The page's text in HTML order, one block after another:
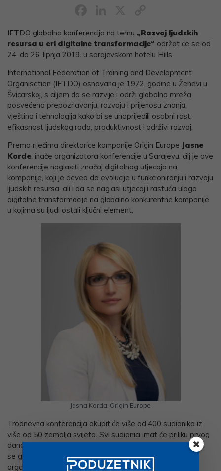
Link
IFTDO globalna konferencija na temu „Razvoj ljudskih
resursa u eri digitalne transformacije“ održat će se od
24. do 26. lipnja 2019. u sarajevskom hotelu Hills.
International Federation of Training and Development
Organisation (IFTDO) osnovana je 1972. godine u Ženevi u
Švicarskoj, s ciljem da se razvije i održi globalna mreža
posvećena prepoznavanju, razvoju i prijenosu znanja,
vještina i tehnologija kako bi se unaprijedili osobni rast,
efikasnost ljudskog rada, produktivnost i održivi razvoj.
Prema riječima direktorice kompanije Origin Europe Jasne
Korde, inače organizatora konferencije u Sarajevu, cilj je ove
konferencije naglasiti značaj digitalnog utjecaja na
kompanije, koji je doveo do evolucije u funkcioniranju i razvoju
ljudskih resursa, ali i da se naglasi utjecaj i rastuća uloga
digitalne transformacije na globalno konkurentne kompanije
u kojima su ljudi ostali ključni element.
Jasna Korda, Origin Europe
Trodnevna konferencija okupit će više od 400 sudionika iz
više od 50 zemalja svijeta. Svi sudionici imat će priliku prvog
dana konferencije sudjelovati na radionicama na kojima će
se govoriti o implementaciji digitalne transformacije u
organizacijama.